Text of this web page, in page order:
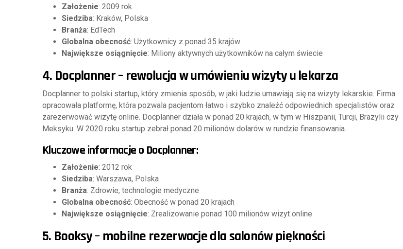
Założenie: 2009 rok
Siedziba: Kraków, Polska
Branża: EdTech
Globalna obecność: Użytkownicy z ponad 35 krajów
Największe osiągnięcie: Miliony aktywnych użytkowników na całym świecie
4. Docplanner – rewolucja w umówieniu wizyty u lekarza
Docplanner to polski startup, który zmienia sposób, w jaki ludzie umawiają się na wizyty lekarskie. Firma
opracowała platformę, która pozwala pacjentom łatwo i szybko znaleźć odpowiednich specjalistów oraz
zarezerwować wizytę online. Docplanner działa w ponad 20 krajach, w tym w Hiszpanii, Turcji, Brazylii czy
Meksyku. W 2020 roku startup zebrał ponad 20 milionów dolarów w rundzie finansowania.
Kluczowe informacje o Docplanner:
Założenie: 2012 rok
Siedziba: Warszawa, Polska
Branża: Zdrowie, technologie medyczne
Globalna obecność: Obecność w ponad 20 krajach
Największe osiągnięcie: Zrealizowanie ponad 100 milionów wizyt online
5. Booksy – mobilne rezerwacje dla salonów piękności